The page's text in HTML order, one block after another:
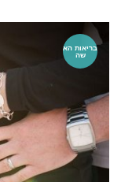
בריאות הא
שה